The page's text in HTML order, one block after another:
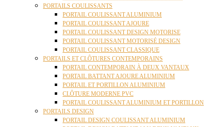
PORTAILS COULISSANTS
PORTAIL COULISSANT ALUMINIUM
PORTAIL COULISSANT AJOURE
PORTAIL COULISSANT DESIGN MOTORISE
PORTAIL COULISSANT MOTORISÉ DESIGN
PORTAIL COULISSANT CLASSIQUE
PORTAILS ET CLÔTURES CONTEMPORAINS
PORTAIL CONTEMPORAIN À DEUX VANTAUX
PORTAIL BATTANT AJOURE ALUMINIUM
PORTAIL ET PORTILLON ALUMINIUM
CLÔTURE MODERNE PVC
PORTAIL COULISSANT ALUMINIUM ET PORTILLON
PORTAILS DESIGN
PORTAIL DESIGN COULISSANT ALUMINIUM